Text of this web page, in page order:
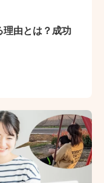
理由とは？成功